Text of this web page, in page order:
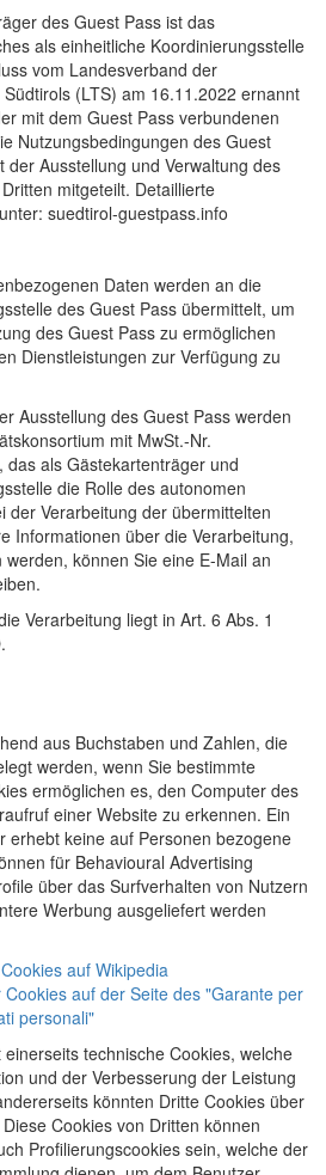
des Guest Pass ist das
als einheitliche Koordinierungsstelle
vom Landesverband der
(LTS) am 16.11.2022 ernannt
mit dem Guest Pass verbundenen
Nutzungsbedingungen des Guest
der Ausstellung und Verwaltung des
mitgeteilt. Detaillierte
suedtirol-guestpass.info
Daten werden an die
des Guest Pass übermittelt, um
des Guest Pass zu ermöglichen
Dienstleistungen zur Verfügung zu
Ausstellung des Guest Pass werden
mit MwSt.-Nr.
als Gästekartenträger und
die Rolle des autonomen
der Verarbeitung der übermittelten
Informationen über die Verarbeitung,
können Sie eine E-Mail an
Verarbeitung liegt in Art. 6 Abs. 1
aus Buchstaben und Zahlen, die
werden, wenn Sie bestimmte
ermöglichen es, den Computer des
einer Website zu erkennen. Ein
erhebt keine auf Personen bezogene
für Behavioural Advertising
über das Surfverhalten von Nutzern
Werbung ausgeliefert werden
auf Wikipedia
auf der Seite des "Garante per
personali"
technische Cookies, welche
und der Verbesserung der Leistung
könnten Dritte Cookies über
Cookies von Dritten können
Profilierungscookies sein, welche der